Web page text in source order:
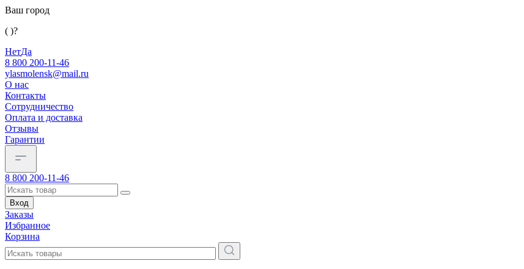
Ваш город
( )?
НетДа
8 800 200-11-46
ylasmolensk@mail.ru
О нас
Контакты
Сотрудничество
Оплата и доставка
Отзывы
Гарантии
8 800 200-11-46
Вход
Заказы
Избранное
Корзина